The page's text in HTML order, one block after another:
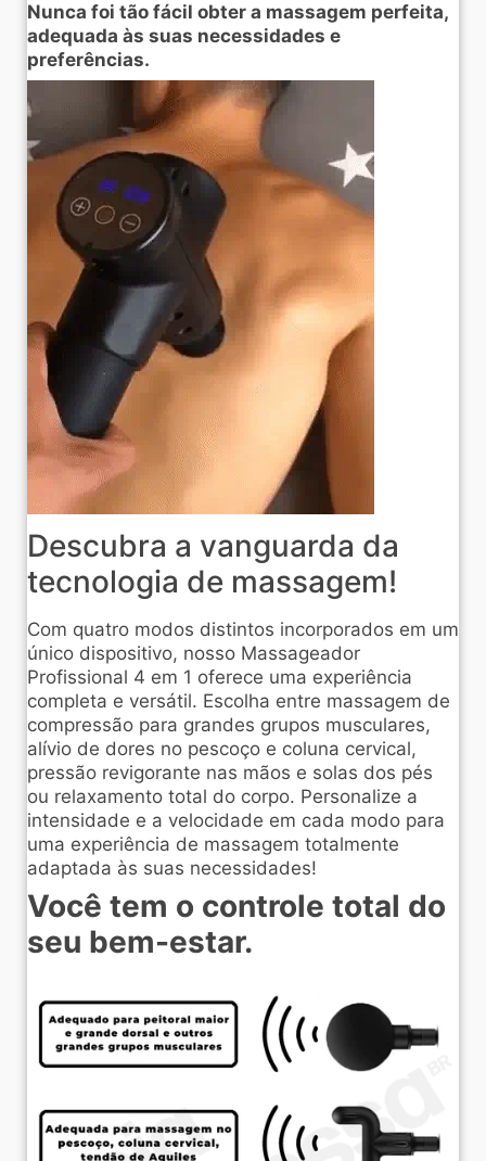
Nunca foi tão fácil obter a massagem perfeita,
adequada às suas necessidades e
preferências.
Descubra a vanguarda da
tecnologia de massagem!
Com quatro modos distintos incorporados em um
único dispositivo, nosso Massageador
Profissional 4 em 1 oferece uma experiência
completa e versátil. Escolha entre massagem de
compressão para grandes grupos musculares,
alívio de dores no pescoço e coluna cervical,
pressão revigorante nas mãos e solas dos pés
ou relaxamento total do corpo. Personalize a
intensidade e a velocidade em cada modo para
uma experiência de massagem totalmente
adaptada às suas necessidades!
Você tem o controle total do
seu bem-estar.